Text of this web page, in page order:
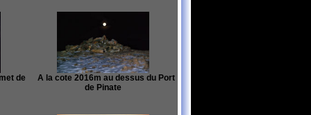
de
A la cote 2016m au dessus du Port
de Pinate